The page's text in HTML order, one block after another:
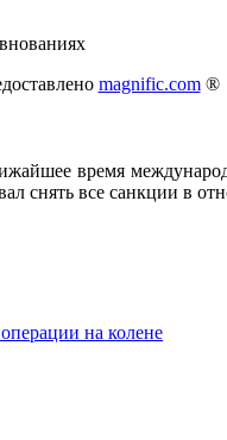
magnific.com®
время
все санкции в